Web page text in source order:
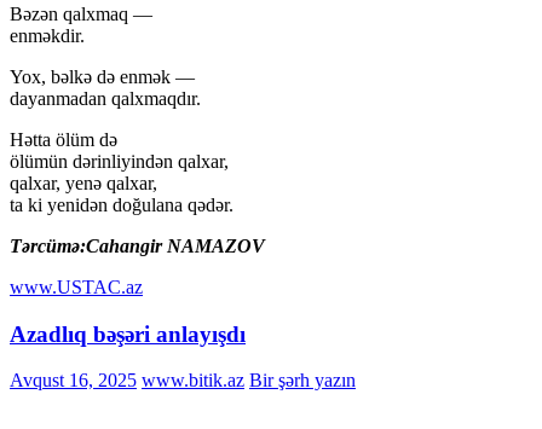
Bəzən qalxmaq —
enməkdir.
Yox, bəlkə də enmək —
dayanmadan qalxmaqdır.
Hətta ölüm də
ölümün dərinliyindən qalxar,
qalxar, yenə qalxar,
ta ki yenidən doğulana qədər.
Tərcümə:Cahangir NAMAZOV
www.USTAC.az
Azadlıq bəşəri anlayışdı
Avqust 16, 2025 www.bitik.az Bir şərh yazın